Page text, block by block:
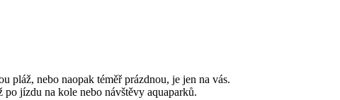
pláž, nebo naopak téměř prázdnou, je jen na vás.
jízdu na kole nebo návštěvy aquaparků.